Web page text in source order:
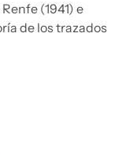
(1941) e
de los trazados